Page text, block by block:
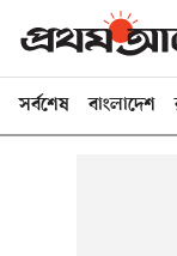
সর্বশেষ বাংলাদেশ